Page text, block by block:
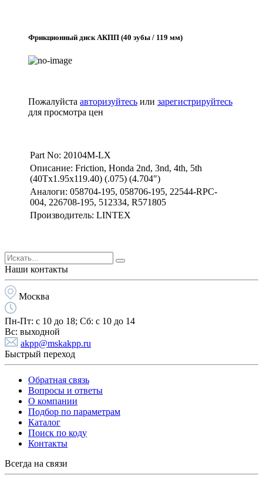
Фрикционный диск АКПП (40 зубы / 119 мм)
Пожалуйста авторизуйтесь или зарегистрируйтесь
для просмотра цен
Part No: 20104M-LX
Описание: Friction, Honda 2nd, 3nd, 4th, 5th
(40Tx1.95x119.40) (.075) (4.704")
Аналоги: 058704-195, 058706-195, 22544-RPC-
004, 226708-195, 512334, R571805
Производитель: LINTEX
Наши контакты
Москва
Пн-Пт: с 10 до 18; Cб: с 10 до 14
Вс: выходной
akpp@mskakpp.ru
Быстрый переход
Обратная связь
Вопросы и ответы
О компании
Подбор по параметрам
Каталог
Поиск по коду
Контакты
Всегда на связи